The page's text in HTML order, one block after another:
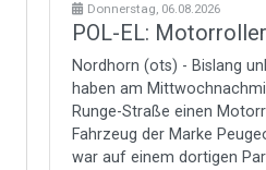
Donnerstag, 06.08.2026
POL-EL:
Nordhorn (ots) - Bislang
haben am
Runge-Straße einen
Fahrzeug der Marke
war auf einem dortigen